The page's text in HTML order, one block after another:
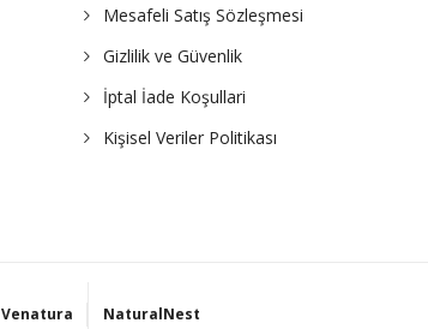
Mesafeli Satış Sözleşmesi
Gizlilik ve Güvenlik
İptal İade Koşullari
Kişisel Veriler Politikası
Venatura NaturalNest